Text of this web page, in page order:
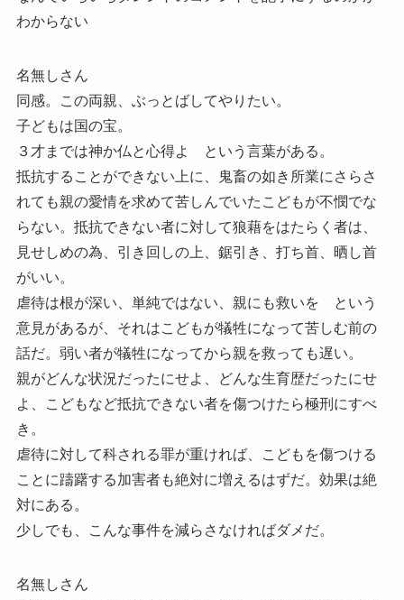
わからない
名無しさん
同感。この両親、ぶっとばしてやりたい。
子どもは国の宝。
３才までは神か仏と心得よ という言葉がある。
抵抗することができない上に、鬼畜の如き所業にさらさ
れても親の愛情を求めて苦しんでいたこどもが不憫でな
らない。抵抗できない者に対して狼藉をはたらく者は、
見せしめの為、引き回しの上、鋸引き、打ち首、晒し首
がいい。
虐待は根が深い、単純ではない、親にも救いを という
意見があるが、それはこどもが犠牲になって苦しむ前の
話だ。弱い者が犠牲になってから親を救っても遅い。
親がどんな状況だったにせよ、どんな生育歴だったにせ
よ、こどもなど抵抗できない者を傷つけたら極刑にすべ
き。
虐待に対して科される罪が重ければ、こどもを傷つける
ことに躊躇する加害者も絶対に増えるはずだ。効果は絶
対にある。
少しでも、こんな事件を減らさなければダメだ。
名無しさん